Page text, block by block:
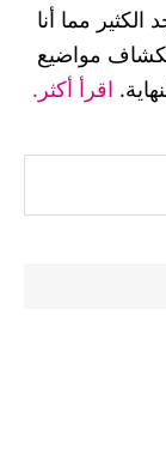
مما أنا
مواضيع
اقرأ أكثر.